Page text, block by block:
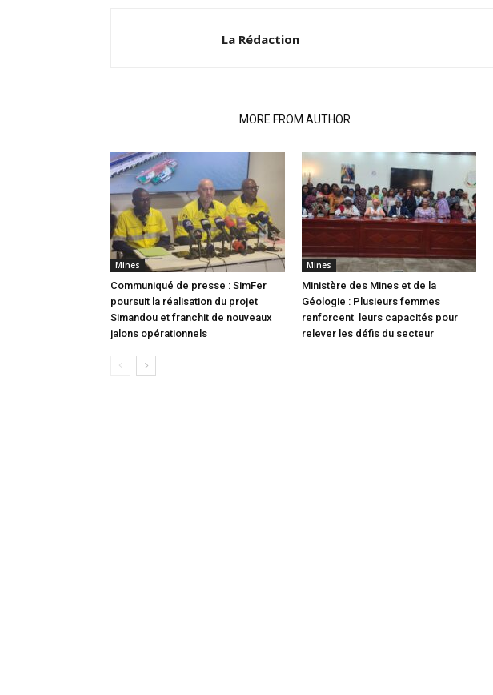
La Rédaction
MORE FROM AUTHOR
Mines
Communiqué de presse : SimFer
poursuit la réalisation du projet
Simandou et franchit de nouveaux
jalons opérationnels
Mines
Ministère des Mines et de la
Géologie : Plusieurs femmes
renforcent leurs capacités pour
relever les défis du secteur